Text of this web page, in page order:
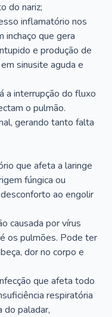
do nariz;
inflamatório nos
inchaço que gera
e produção de
sinusite aguda e
a interrupção do fluxo
o pulmão.
gerando tanto falta
que afeta a laringe
fúngica ou
ao engolir
causada por vírus
os pulmões. Pode ter
dor no corpo e
que afeta todo
respiratória
do paladar,